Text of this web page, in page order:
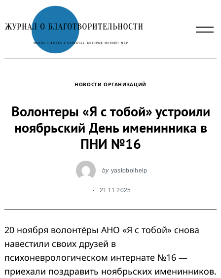
to
content
НОВОСТИ ОРГАНИЗАЦИЙ
Волонтеры «Я с тобой» устроили
ноябрьский День именинника в
ПНИ №16
by yastoboihelp
21.11.2025
20 ноября волонтёры АНО «Я с тобой» снова
навестили своих друзей в
психоневрологическом интернате №16 —
приехали поздравить ноябрьских именинников.